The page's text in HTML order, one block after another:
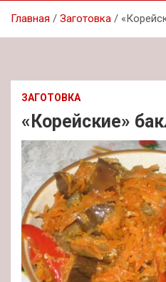
Главная Заготовка
ЗАГОТОВКА
«Корейские»